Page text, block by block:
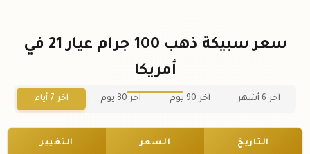
سعر سبيكة ذهب 100 جرام عيار 21 في
أمريكا
آخر 6 أشهر آخر 90 يوم آخر 30 يوم آخر 7 أيام
التاريخ السعر التغيير